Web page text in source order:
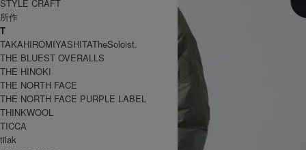
STYLE CRAFT
所作
T
TAKAHIROMIYASHITATheSoloist.
THE BLUEST OVERALLS
THE HINOKI
THE NORTH FACE
THE NORTH FACE PURPLE LABEL
THINKWOOL
TICCA
tilak